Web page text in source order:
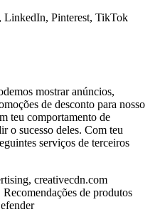
Pinterest, TikTok
mostrar anúncios,
de desconto para nosso
teu comportamento de
o sucesso deles. Com teu
serviços de terceiros
creativecdn.com
de produtos